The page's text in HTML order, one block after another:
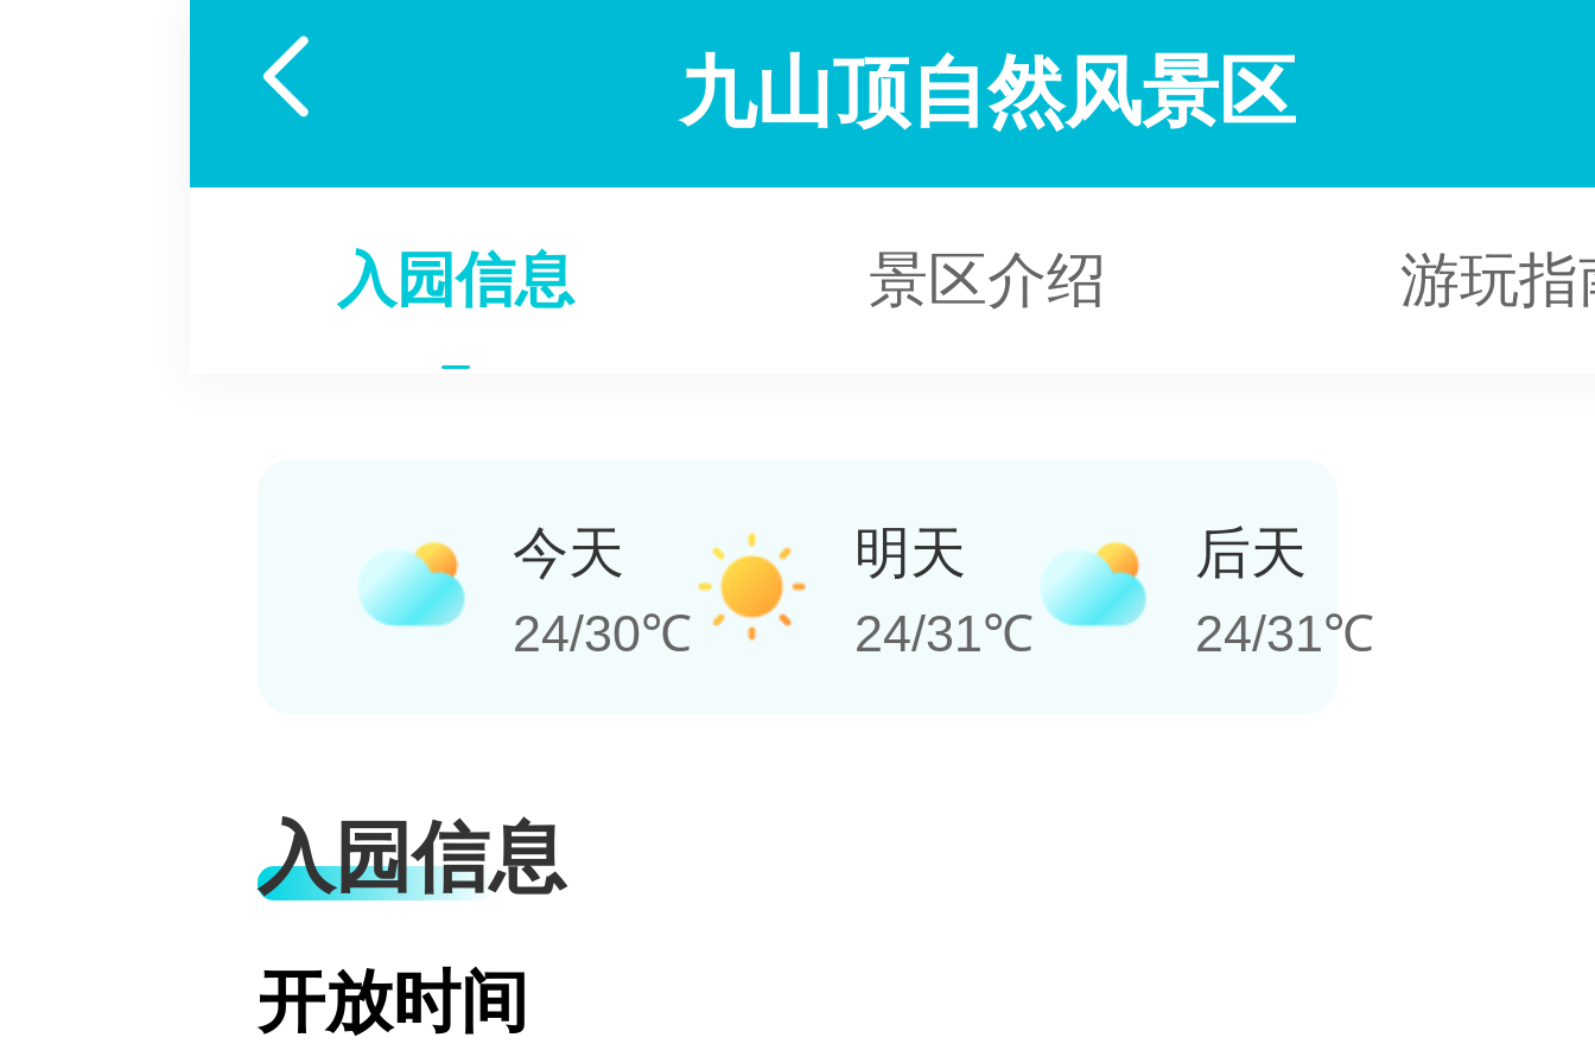
 九山顶自然风景区
入园信息 景区介绍 游玩指
今天
24/30℃
明天
24/31℃
后天
24/31℃
入园信息
开放时间